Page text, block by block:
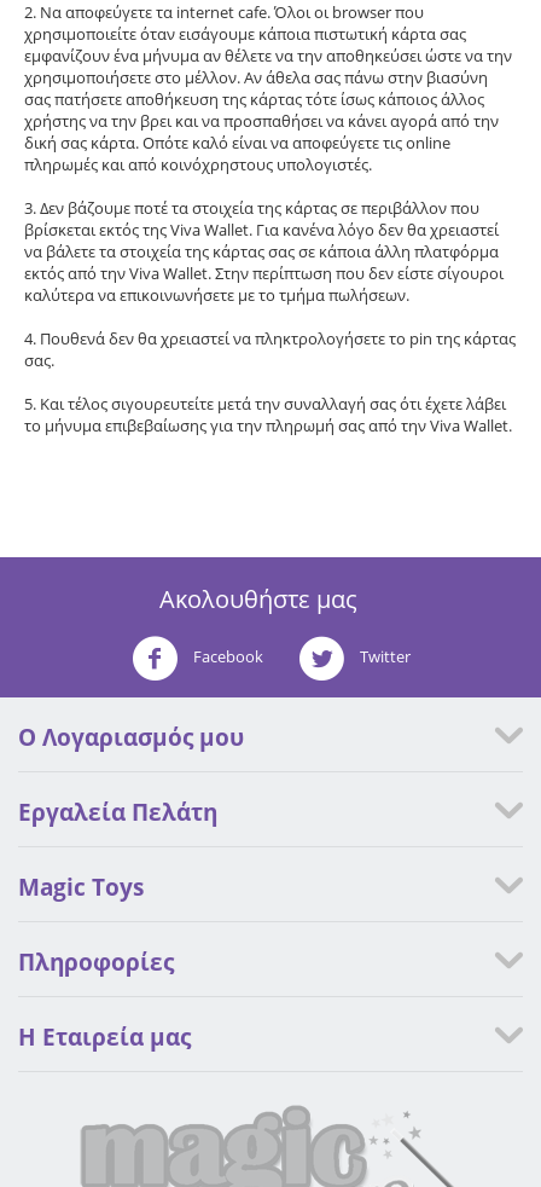
2. Να αποφεύγετε τα internet cafe. Όλοι οι browser που
χρησιμοποιείτε όταν εισάγουμε κάποια πιστωτική κάρτα σας
εμφανίζουν ένα μήνυμα αν θέλετε να την αποθηκεύσει ώστε να την
χρησιμοποιήσετε στο μέλλον. Αν άθελα σας πάνω στην βιασύνη
σας πατήσετε αποθήκευση της κάρτας τότε ίσως κάποιος άλλος
χρήστης να την βρει και να προσπαθήσει να κάνει αγορά από την
δική σας κάρτα. Οπότε καλό είναι να αποφεύγετε τις online
πληρωμές και από κοινόχρηστους υπολογιστές.
3. Δεν βάζουμε ποτέ τα στοιχεία της κάρτας σε περιβάλλον που
βρίσκεται εκτός της Viva Wallet. Για κανένα λόγο δεν θα χρειαστεί
να βάλετε τα στοιχεία της κάρτας σας σε κάποια άλλη πλατφόρμα
εκτός από την Viva Wallet. Στην περίπτωση που δεν είστε σίγουροι
καλύτερα να επικοινωνήσετε με το τμήμα πωλήσεων.
4. Πουθενά δεν θα χρειαστεί να πληκτρολογήσετε το pin της κάρτας
σας.
5. Και τέλος σιγουρευτείτε μετά την συναλλαγή σας ότι έχετε λάβει
το μήνυμα επιβεβαίωσης για την πληρωμή σας από την Viva Wallet.
Ακολουθήστε μας
Facebook Twitter
Ο Λογαριασμός μου
Εργαλεία Πελάτη
Magic Toys
Πληροφορίες
Η Eταιρεία μας